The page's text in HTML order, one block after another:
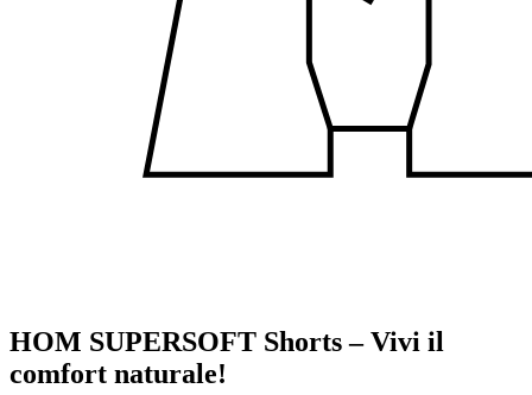
HOM SUPERSOFT Shorts – Vivi il
comfort naturale!